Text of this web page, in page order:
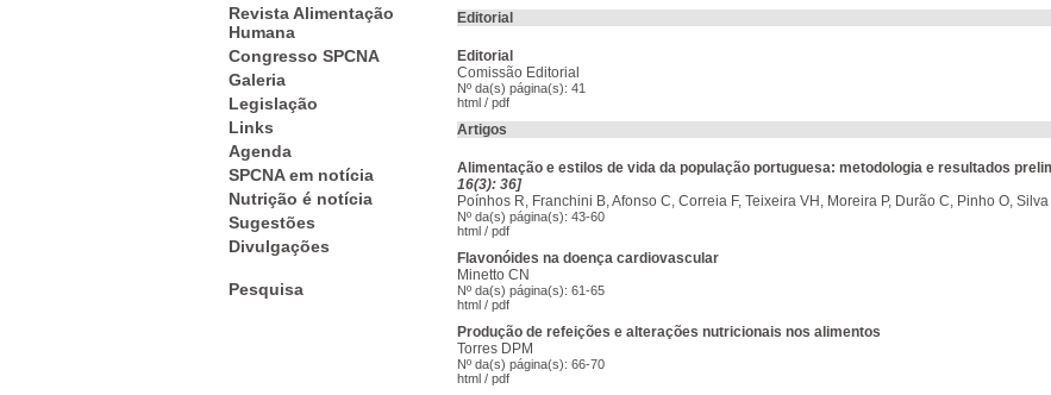
Revista Alimentação
Humana
Congresso SPCNA
Galeria
Legislação
Links
Agenda
SPCNA em notícia
Nutrição é notícia
Sugestões
Divulgações
Pesquisa
Editorial
Editorial
Comissão Editorial
Nº da(s) página(s): 41
html / pdf
Artigos
Alimentação e estilos de vida da população portuguesa: metodologia e resultados
16(3): 36]
Poínhos R, Franchini B, Afonso C, Correia F, Teixeira VH, Moreira P, Durão C, Pinho O,
Nº da(s) página(s): 43-60
html / pdf
Flavonóides na doença cardiovascular
Minetto CN
Nº da(s) página(s): 61-65
html / pdf
Produção de refeições e alterações nutricionais nos alimentos
Torres DPM
Nº da(s) página(s): 66-70
html / pdf